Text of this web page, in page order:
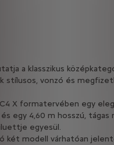
a klasszikus
k stílusos, vonzó és
C4 X formatervében egy
és egy 4,60 m hosszú, tágas
egyesül.
két modell várhatóan